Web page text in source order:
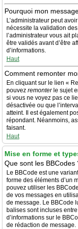
Pourquoi mon
L’administrateur peut
nécessite la validation
l’administrateur vous ait
être validés avant d’être
d’informations.
Haut
Comment remonter
En cliquant sur le lien «
pouvez remonterle sujet
si vous ne voyez pas ce
désactivée ou que
atteint. Il est également
répondant. Néanmoins,
faisant.
Haut
Mise en forme et
Que sont les BBCodes
Le BBCode est une
forme des éléments d’un
pouvez utiliser les
de vos messages en
de message. Le BBCode
balises sont incluses
d’informations sur le
de rédaction de message.